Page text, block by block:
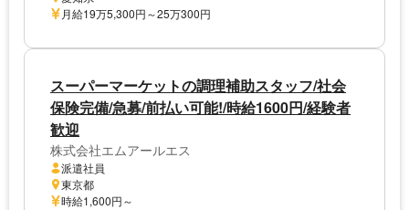
月給19万5,300円～25万300円
スーパーマーケットの調理補助スタッフ/社会
保険完備/急募/前払い可能!/時給1600円/経験者
歓迎
株式会社エムアールエス
派遣社員
東京都
時給1,600円～